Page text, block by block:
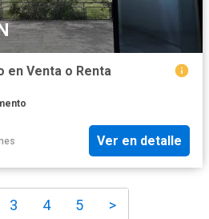
en Venta o Renta
Ver en detalle
3 4 5 >